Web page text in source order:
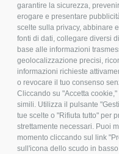
garantire la sicurezza,
erogare e presentare
scelte sulla privacy, abbinare
fonti di dati, collegare diversi
base alle informazioni
geolocalizzazione precisi,
informazioni richieste
o revocare il tuo consenso
Cliccando su "Accetta
simili. Utilizza il pulsante
tue scelte o "Rifiuta tutto" per
strettamente necessari. Puoi
momento cliccando sul link
sull'icona dello scudo in
PER